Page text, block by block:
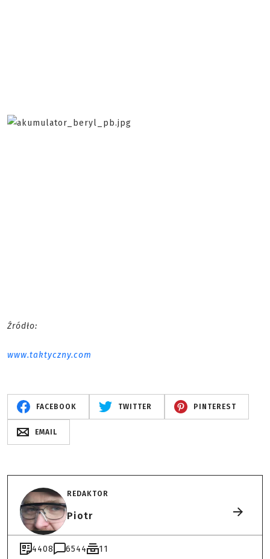
Źródło:
www.taktyczny.com
FACEBOOK TWITTER PINTEREST
EMAIL
REDAKTOR
Piotr
4408 6544 11